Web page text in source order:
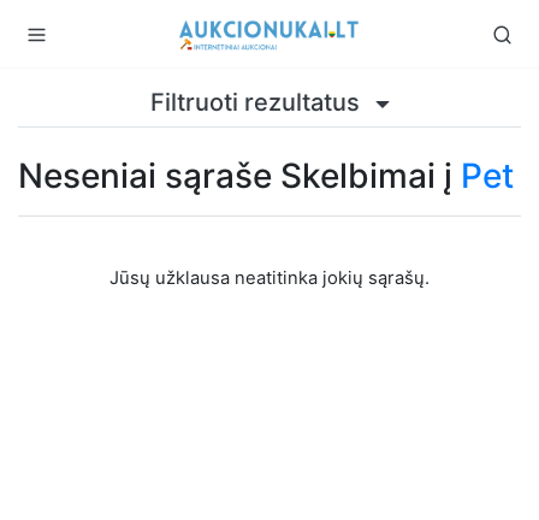
Filtruoti rezultatus
Neseniai sąraše Skelbimai į Pet
Jūsų užklausa neatitinka jokių sąrašų.